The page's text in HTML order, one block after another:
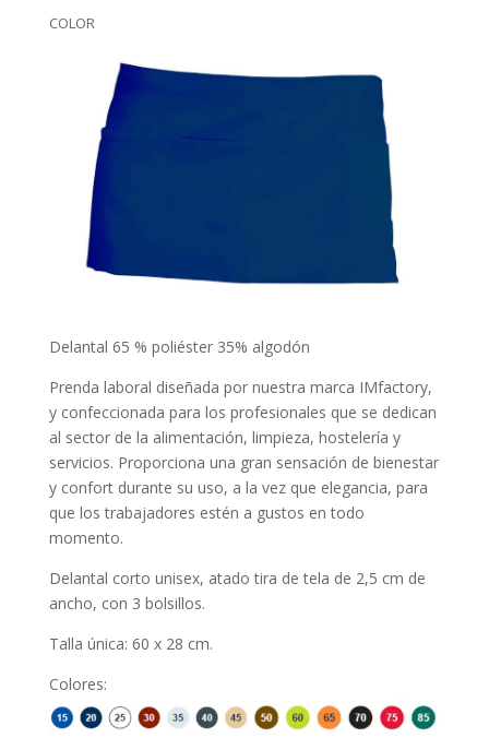
COLOR
Delantal 65 % poliéster 35% algodón
Prenda laboral diseñada por nuestra marca IMfactory,
y confeccionada para los profesionales que se dedican
al sector de la alimentación, limpieza, hostelería y
servicios. Proporciona una gran sensación de bienestar
y confort durante su uso, a la vez que elegancia, para
que los trabajadores estén a gustos en todo
momento.
Delantal corto unisex, atado tira de tela de 2,5 cm de
ancho, con 3 bolsillos.
Talla única: 60 x 28 cm.
Colores: